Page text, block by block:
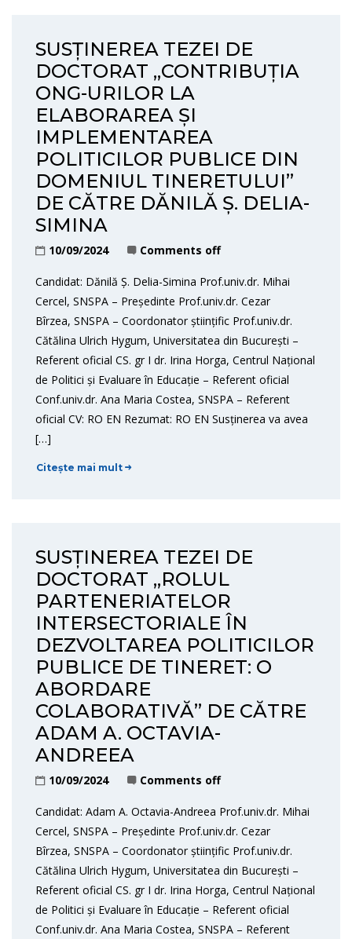
SUSȚINEREA TEZEI DE
DOCTORAT „CONTRIBUȚIA
ONG-URILOR LA
ELABORAREA ȘI
IMPLEMENTAREA
POLITICILOR PUBLICE DIN
DOMENIUL TINERETULUI”
DE CĂTRE DĂNILĂ Ș. DELIA-
SIMINA
10/09/2024 Comments off
Candidat: Dănilă Ș. Delia-Simina Prof.univ.dr. Mihai
Cercel, SNSPA – Președinte Prof.univ.dr. Cezar
Bîrzea, SNSPA – Coordonator științific Prof.univ.dr.
Cătălina Ulrich Hygum, Universitatea din București –
Referent oficial CS. gr I dr. Irina Horga, Centrul Național
de Politici și Evaluare în Educație – Referent oficial
Conf.univ.dr. Ana Maria Costea, SNSPA – Referent
oficial CV: RO EN Rezumat: RO EN Susținerea va avea
[…]
Citește mai mult
SUSȚINEREA TEZEI DE
DOCTORAT „ROLUL
PARTENERIATELOR
INTERSECTORIALE ÎN
DEZVOLTAREA POLITICILOR
PUBLICE DE TINERET: O
ABORDARE
COLABORATIVĂ” DE CĂTRE
ADAM A. OCTAVIA-
ANDREEA
10/09/2024 Comments off
Candidat: Adam A. Octavia-Andreea Prof.univ.dr. Mihai
Cercel, SNSPA – Președinte Prof.univ.dr. Cezar
Bîrzea, SNSPA – Coordonator științific Prof.univ.dr.
Cătălina Ulrich Hygum, Universitatea din București –
Referent oficial CS. gr I dr. Irina Horga, Centrul Național
de Politici și Evaluare în Educație – Referent oficial
Conf.univ.dr. Ana Maria Costea, SNSPA – Referent